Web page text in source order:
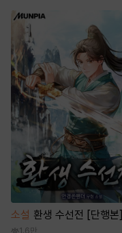
소설 환생 수선전 [단행본]
1.6만